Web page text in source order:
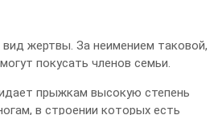
жертвы. За неимением таковой,
покусать членов семьи.
прыжкам высокую степень
в строении которых есть